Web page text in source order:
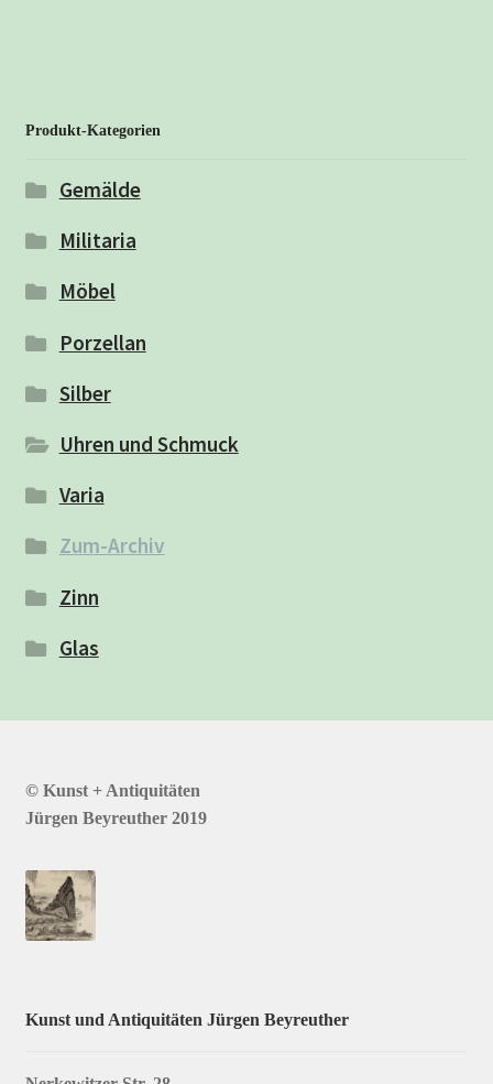
Produkt-Kategorien
Gemälde
Militaria
Möbel
Porzellan
Silber
Uhren und Schmuck
Varia
Zum-Archiv
Zinn
Glas
© Kunst + Antiquitäten
Jürgen Beyreuther 2019
Kunst und Antiquitäten Jürgen Beyreuther